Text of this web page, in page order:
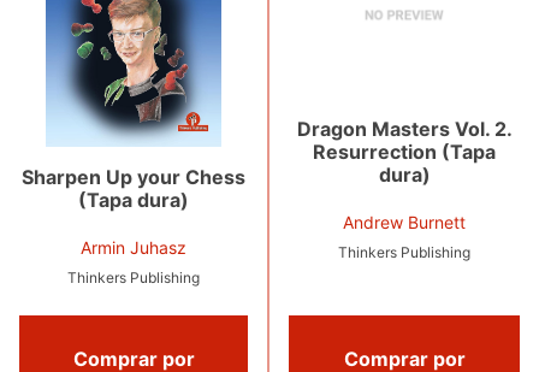
Sharpen Up your Chess
(Tapa dura)
Armin Juhasz
Thinkers Publishing
Comprar por
Dragon Masters Vol. 2.
Resurrection (Tapa
dura)
Andrew Burnett
Thinkers Publishing
Comprar por